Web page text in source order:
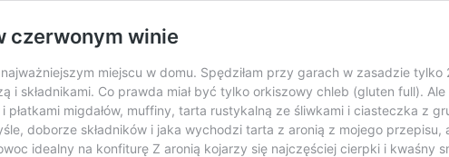
czerwonym winie
miejscu w domu. Spędziłam przy garach w zasadzie
składnikami. Co prawda miał być tylko orkiszowy chleb (gluten full).
płatkami migdałów, muffiny, tarta rustykalną ze śliwkami i ciasteczka z
doborze składników i jaka wychodzi tarta z aronią z mojego
idealny na konfiturę Z aronią kojarzy się najczęściej cierpki i